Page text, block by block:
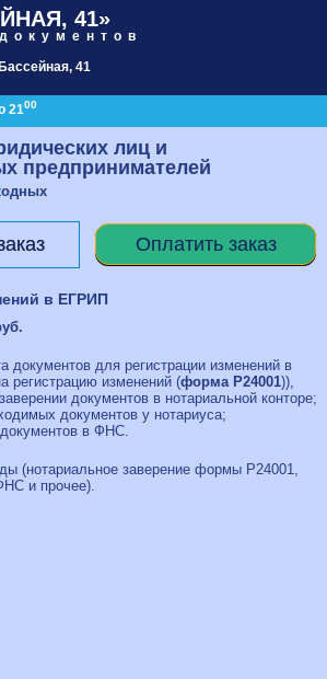
41»
41
2100
лиц и
предпринимателей
Оплатить заказ
в ЕГРИП
документов для регистрации изменений в
регистрацию изменений (форма Р24001)),
документов в нотариальной конторе;
документов у нотариуса;
в ФНС.
(нотариальное заверение формы Р24001,
и прочее).